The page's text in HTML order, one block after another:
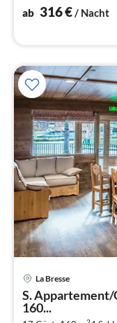
ab 316€/ Nacht
La Bresse
S. Appartement/
160...